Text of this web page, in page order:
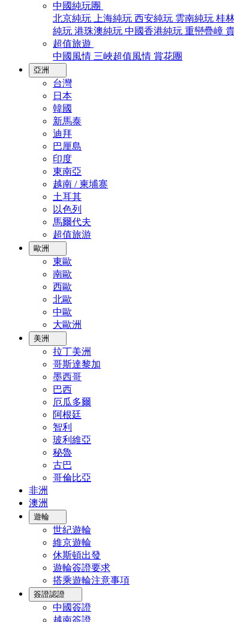
中國純玩團
北京純玩
上海純玩 西安純玩 雲南純玩 桂
純玩 港珠澳純玩 中國香港純玩 重巒疊嶂
超值旅遊
中國風情 三峽超值風情 賞花團
亞洲
台灣
日本
韓國
新馬泰
迪拜
巴厘島
印度
東南亞
越南 / 柬埔寨
土耳其
以色列
馬爾代夫
超值旅游
歐洲
東歐
南歐
西歐
北歐
中歐
大歐洲
美洲
拉丁美洲
哥斯達黎加
墨西哥
巴西
厄瓜多爾
阿根廷
智利
玻利維亞
秘魯
古巴
哥倫比亞
非洲
澳洲
遊輪
世紀遊輪
維京遊輪
休斯頓出發
遊輪簽證要求
搭乘遊輪注意事項
簽證認證
中國簽證
越南簽證